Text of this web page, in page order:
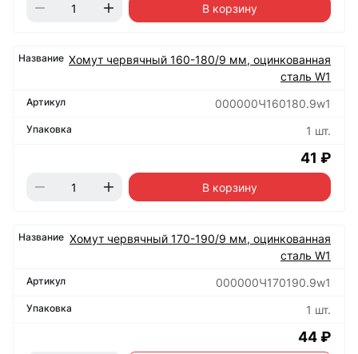
В корзину
Хомут червячный 160-180/9 мм, оцинкованная
сталь W1
000000Ч160180.9w1
1 шт.
41 ₽
В корзину
Хомут червячный 170-190/9 мм, оцинкованная
сталь W1
000000Ч170190.9w1
1 шт.
44 ₽